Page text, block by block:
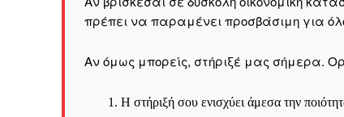
πρέπει να παραμένει προσβάσιμη για
Αν όμως μπορείς, στήριξέ μας σήμερα.
Η στήριξή σου ενισχύει άμεσα την